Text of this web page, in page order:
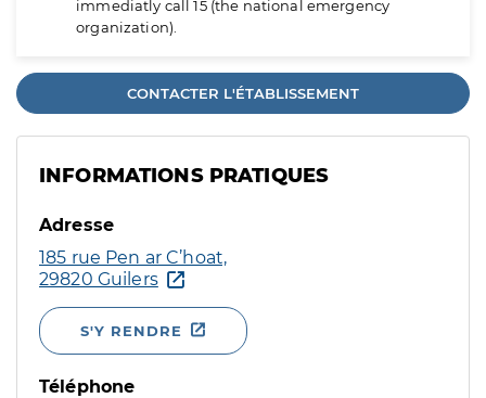
immediatly call 15 (the national emergency
organization).
CONTACTER L'ÉTABLISSEMENT
INFORMATIONS PRATIQUES
Adresse
185 rue Pen ar C’hoat,
29820 Guilers
S'Y RENDRE
Téléphone